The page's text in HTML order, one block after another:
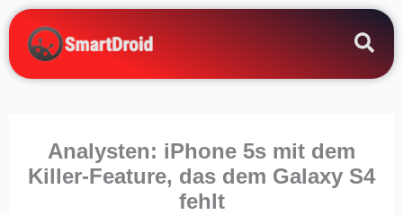
Zum
Inhalt
springen
Analysten: iPhone 5s mit dem
Killer-Feature, das dem Galaxy S4
fehlt